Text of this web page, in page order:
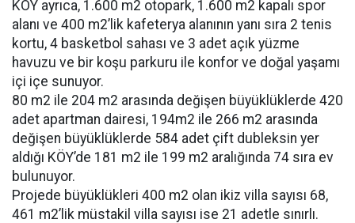
KÖY ayrıca, 1.600 m2 otopark, 1.600 m2 kapalı spor
alanı ve 400 m2’lik kafeterya alanının yanı sıra 2 tenis
kortu, 4 basketbol sahası ve 3 adet açık yüzme
havuzu ve bir koşu parkuru ile konfor ve doğal yaşamı
içi içe sunuyor.
80 m2 ile 204 m2 arasında değişen büyüklüklerde 420
adet apartman dairesi, 194m2 ile 266 m2 arasında
değişen büyüklüklerde 584 adet çift dubleksin yer
aldığı KÖY’de 181 m2 ile 199 m2 aralığında 74 sıra ev
bulunuyor.
Projede büyüklükleri 400 m2 olan ikiz villa sayısı 68,
461 m2’lik müstakil villa sayısı ise 21 adetle sınırlı.